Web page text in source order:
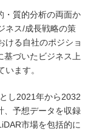
・質的分析の両面か
ネス/成長戦略の策
ける自社のポジショ
基づいたビジネス上
ます。
し2021年から2032
、予想データを収録
市場を包括的に